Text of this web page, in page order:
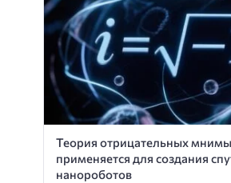
Теория отрицательных
применяется для создания
нанороботов